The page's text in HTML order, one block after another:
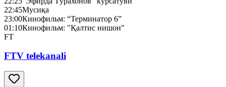
22:45Мусиқа
23:00Кинофильм: “Терминатор 6”
01:10Кинофильм: "Қалтис нишон"
FT
FTV telekanali